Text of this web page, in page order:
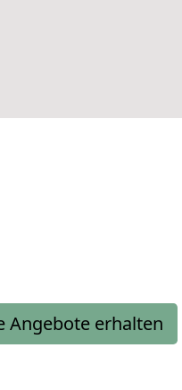
Angebote erhalten